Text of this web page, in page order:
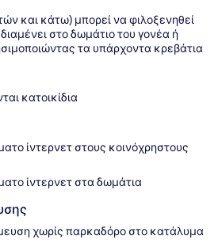
και κάτω) μπορεί να φιλοξενηθεί
στο δωμάτιο του γονέα ή
τα υπάρχοντα κρεβάτια
κατοικίδια
ίντερνετ στους κοινόχρηστους
ίντερνετ στα δωμάτια
χωρίς παρκαδόρο στο κατάλυμα